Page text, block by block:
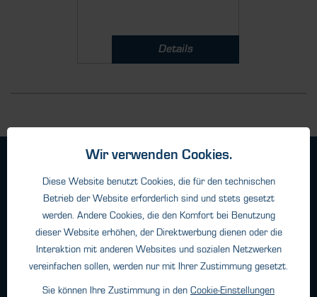
Details
Geschäftsbedingungen
Haftungsangaben
Datenschutz
Wir verwenden Cookies.
Diese Website benutzt Cookies, die für den technischen
Betrieb der Website erforderlich sind und stets gesetzt
werden. Andere Cookies, die den Komfort bei Benutzung
dieser Website erhöhen, der Direktwerbung dienen oder die
Interaktion mit anderen Websites und sozialen Netzwerken
vereinfachen sollen, werden nur mit Ihrer Zustimmung gesetzt.
Sie können Ihre Zustimmung in den Cookie-Einstellungen